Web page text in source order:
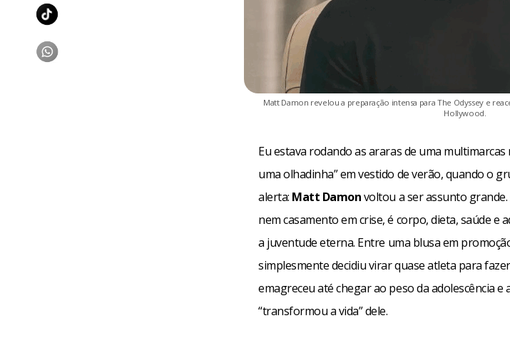
Matt Damon revelou a preparação intensa para The Odyssey e
Hollywood.
Eu estava rodando as araras de uma multimarcas
uma olhadinha” em vestido de verão, quando o
alerta: Matt Damonvoltou a ser assunto
nem casamento em crise, é corpo, dieta, saúde e
a juventude eterna. Entre uma blusa em
simplesmente decidiu virar quase atleta para fazer
emagreceu até chegar ao peso da adolescência
“transformou a vida” dele.